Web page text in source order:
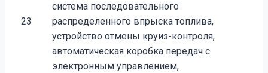
23
система последовательного
распределенного впрыска топлива,
устройство отмены круиз-контроля,
автоматическая коробка передач с
электронным управлением,